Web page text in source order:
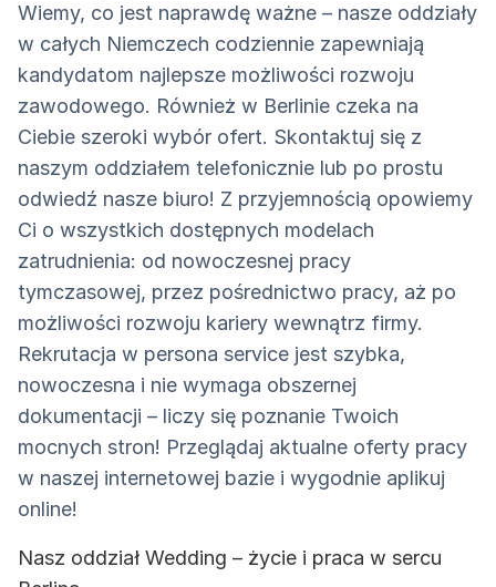
Wiemy, co jest naprawdę ważne – nasze oddziały
w całych Niemczech codziennie zapewniają
kandydatom najlepsze możliwości rozwoju
zawodowego. Również w Berlinie czeka na
Ciebie szeroki wybór ofert. Skontaktuj się z
naszym oddziałem telefonicznie lub po prostu
odwiedź nasze biuro! Z przyjemnością opowiemy
Ci o wszystkich dostępnych modelach
zatrudnienia: od nowoczesnej pracy
tymczasowej, przez pośrednictwo pracy, aż po
możliwości rozwoju kariery wewnątrz firmy.
Rekrutacja w persona service jest szybka,
nowoczesna i nie wymaga obszernej
dokumentacji – liczy się poznanie Twoich
mocnych stron! Przeglądaj aktualne oferty pracy
w naszej internetowej bazie i wygodnie aplikuj
online!
Nasz oddział Wedding – życie i praca w sercu